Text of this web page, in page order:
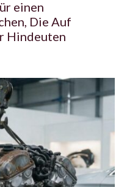
einen
Die Auf
Hindeuten